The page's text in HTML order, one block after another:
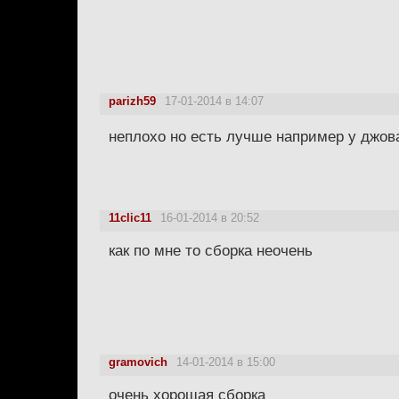
parizh59 17-01-2014 в 14:07
неплохо но есть лучше например у
11clic11 16-01-2014 в 20:52
как по мне то сборка неочень
gramovich 14-01-2014 в 15:00
очень хорошая сборка